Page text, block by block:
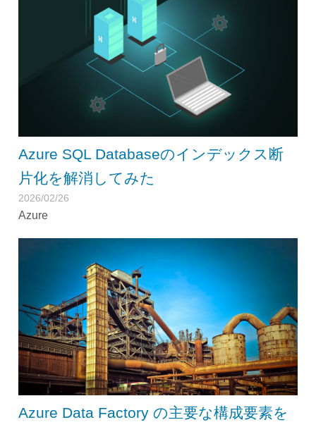
Azure SQL Databaseのインデックス断
片化を解消してみた
2026/02/26
Azure
Azure Data Factory の主要な構成要素を